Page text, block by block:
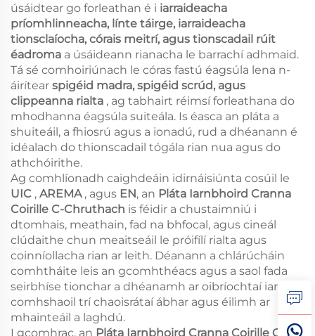
úsáidtear go forleathan é i iarraideacha
príomhlinneacha, línte táirge, iarraideacha
tionsclaíocha, córais meitrí, agus tionscadail rúit
éadroma a úsáideann rianacha le barrachí adhmaid.
Tá sé comhoiriúnach le córas fastú éagsúla lena n-
áirítear spigéid madra, spigéid scrúd, agus
clippeanna rialta , ag tabhairt réimsí forleathana do
mhodhanna éagsúla suiteála. Is éasca an pláta a
shuiteáil, a fhiosrú agus a ionadú, rud a dhéanann é
idéalach do thionscadail tógála rian nua agus do
athchóirithe.
Ag comhlíonadh caighdeáin idirnáisiúnta cosúil le
UIC , AREMA , agus EN, an Pláta Iarnbhoird Cranna
Coirille C-Chruthach is féidir a chustaimniú i
dtomhais, meathain, fad na bhfocal, agus cineál
clúdaithe chun meaitseáil le próifílí rialta agus
coinníollacha rian ar leith. Déanann a chlárúcháin
comhtháite leis an gcomhthéacs agus a saol fada
seirbhíse tionchar a dhéanamh ar oibríochtaí iarnród
comhshaoil trí chaoisrátaí ábhar agus éilimh ar
mhainteáil a laghdú.
I gcomhrac, an Pláta Iarnbhoird Cranna Coirille C-